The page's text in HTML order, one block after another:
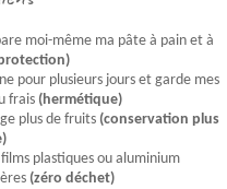
moi-même ma pâte à pain et à
pour plusieurs jours et garde mes
frais (hermétique)
plus de fruits (conservation plus
films plastiques ou aluminium
(zéro déchet)